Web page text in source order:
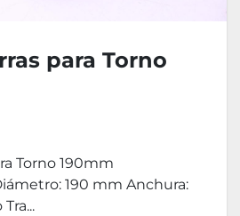
para Torno
Torno 190mm
190 mm Anchura: